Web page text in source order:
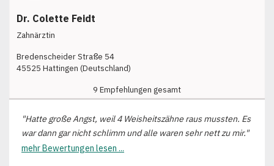
Dr. Colette Feidt
Zahnärztin
Bredenscheider Straße 54
45525 Hattingen (Deutschland)
9 Empfehlungen gesamt
"Hatte große Angst, weil 4 Weisheitszähne raus mussten. Es
war dann gar nicht schlimm und alle waren sehr nett zu mir."
mehr Bewertungen lesen ...